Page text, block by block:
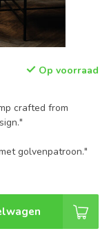
Op voorraad
crafted from
golvenpatroon."